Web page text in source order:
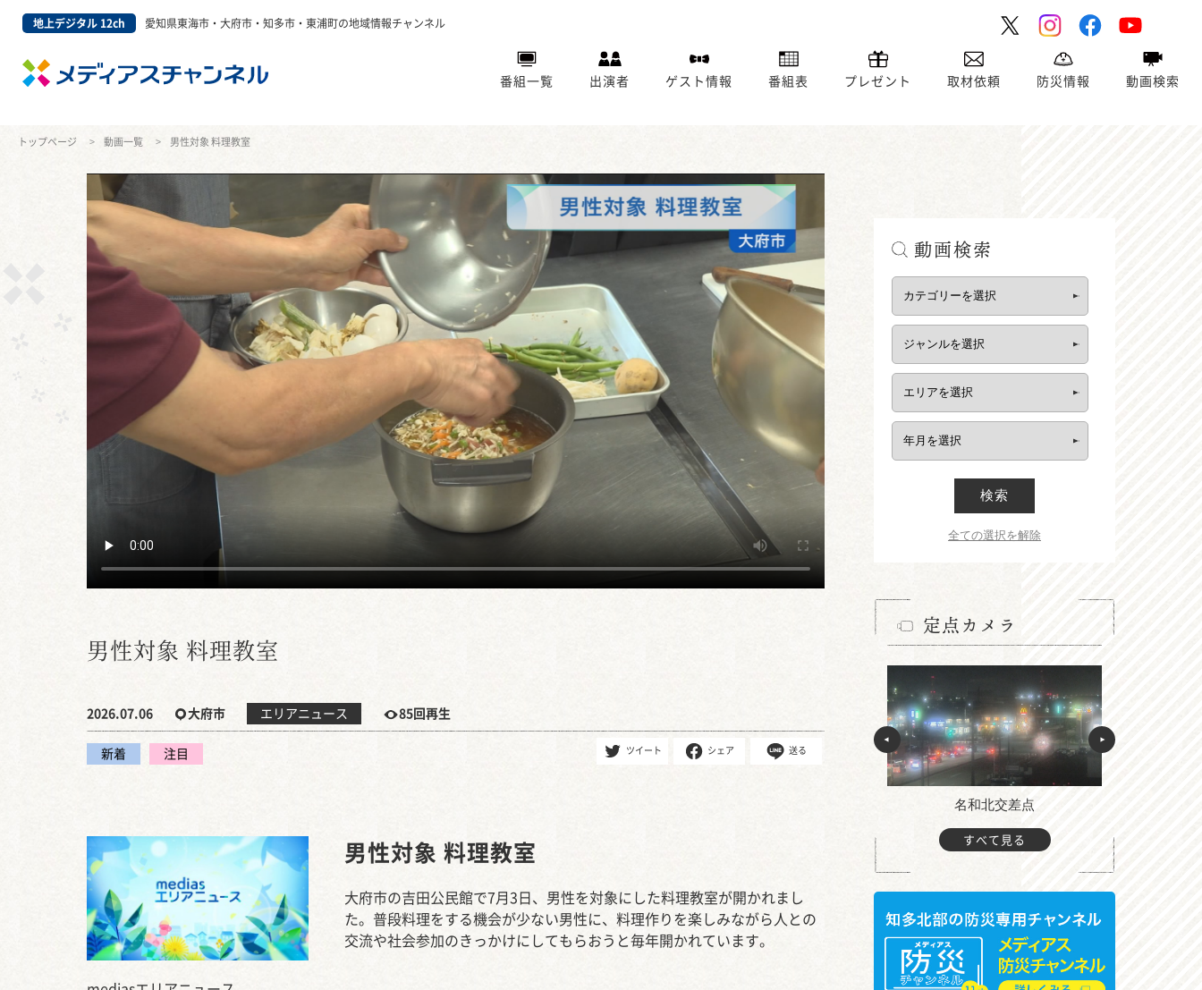
地上デジタル 12ch 愛知県東海市・大府市・知多市・東浦町の地域情報チャンネル
番組一覧 出演者 ゲスト情報 番組表 プレゼント 取材依頼 防災情報 動画検索
トップページ 動画一覧 男性対象 料理教室
男性対象 料理教室
2026.07.06 大府市 エリアニュース 85回再生
新着 注目 ツイート シェア 送る
男性対象 料理教室
大府市の吉田公民館で7月3日、男性を対象にした料理教室が開かれまし
た。普段料理をする機会が少ない男性に、料理作りを楽しみながら人との
交流や社会参加のきっかけにしてもらおうと毎年開かれています。
動画検索
検索
全ての選択を解除
定点カメラ
名和北交差点
すべて見る